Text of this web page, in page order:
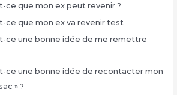
ce que mon ex peut revenir ?
ce que mon ex va revenir test
ce une bonne idée de me remettre
ce une bonne idée de recontacter mon
» ?